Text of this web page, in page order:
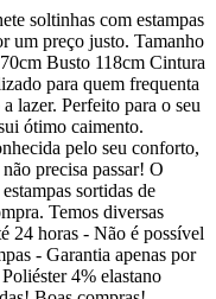
soltinhas com estampas
um preço justo. Tamanho
Busto 118cm Cintura
para quem frequenta
lazer. Perfeito para o seu
ótimo caimento.
pelo seu conforto,
precisa passar! O
sortidas de
Temos diversas
24 horas - Não é possível
- Garantia apenas por
4% elastano